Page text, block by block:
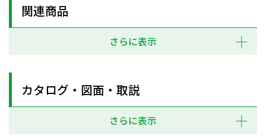
関連商品
さらに表示
カタログ・図面・取説
さらに表示